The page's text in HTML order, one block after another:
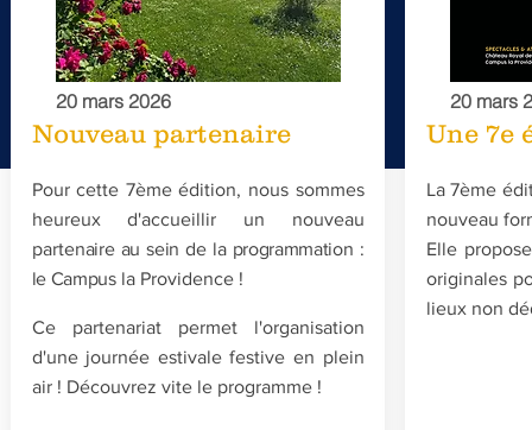
20 mars 2026
Nouveau partenaire
Pour cette 7ème édition, nous sommes
heureux d'accueillir un nouveau
partenaire au sein de la programmation :
le Campusla Providence !
Ce partenariat permet l'organisation
d'une journée estivale festive en plein
air ! Découvrez vite le programme !
20 mars
Une 7e
La 7ème
nouveau
Elle
originales
lieux non